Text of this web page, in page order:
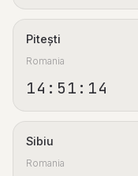
Pitești
Romania
14:51:15
Sibiu
Romania